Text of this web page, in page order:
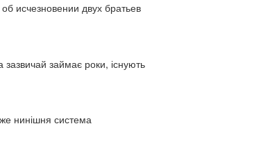
исчезновении двух братьев
займає роки, існують
нинішня система